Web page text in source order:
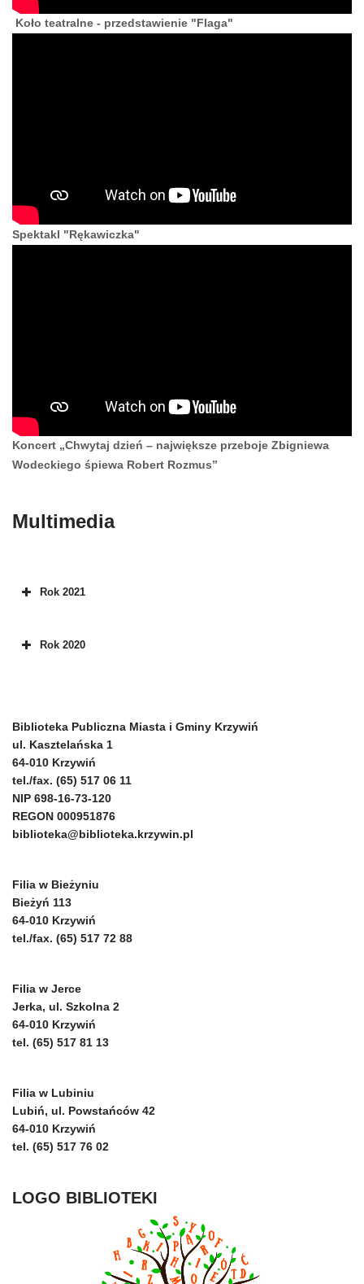
Koło teatralne - przedstawienie "Flaga"
Spektakl "Rękawiczka"
Koncert „Chwytaj dzień – największe przeboje Zbigniewa
Wodeckiego śpiewa Robert Rozmus”
Multimedia
Rok 2021
Rok 2020
Biblioteka Publiczna Miasta i Gminy Krzywiń
ul. Kasztelańska 1
64-010 Krzywiń
tel./fax. (65) 517 06 11
NIP 698-16-73-120
REGON 000951876
biblioteka@biblioteka.krzywin.pl
Filia w Bieżyniu
Bieżyń 113
64-010 Krzywiń
tel./fax. (65) 517 72 88
Filia w Jerce
Jerka, ul. Szkolna 2
64-010 Krzywiń
tel. (65) 517 81 13
Filia w Lubiniu
Lubiń, ul. Powstańców 42
64-010 Krzywiń
tel. (65) 517 76 02
LOGO BIBLIOTEKI